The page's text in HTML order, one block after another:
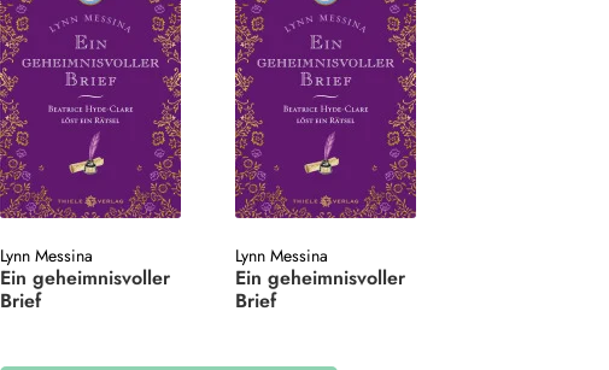
Lynn Messina
Ein geheimnisvoller
Brief
Lynn Messina
Ein geheimnisvoller
Brief